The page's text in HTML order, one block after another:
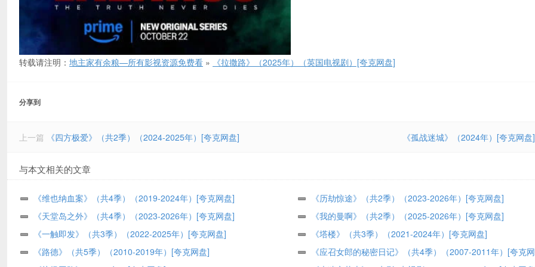
转载请注明： 地主家有余粮—所有影视资源免费看 » 《拉撒路》（2025年）（英国电视剧）[夸克网盘]
分享到
上一篇 《四方极爱》（共2季）（2024-2025年）[夸克网盘] 《孤战迷城》（2024年）[夸克网盘]
与本文相关的文章
《维也纳血案》（共4季）（2019-2024年）[夸克网盘]
《历劫惊途》（共2季）（2023-2026年）[夸克网盘]
《天堂岛之外》（共4季）（2023-2026年）[夸克网盘]
《我的曼啊》（共2季）（2025-2026年）[夸克网盘]
《一触即发》（共3季）（2022-2025年）[夸克网盘]
《塔楼》（共3季）（2021-2024年）[夸克网盘]
《路德》（共5季）（2010-2019年）[夸克网盘]
《应召女郎的秘密日记》（共4季）（2007-2011年）[夸克